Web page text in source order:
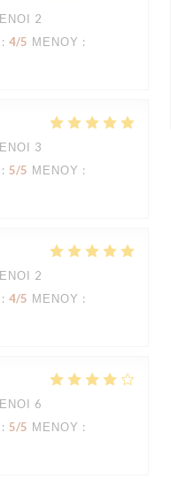
2
: 4/5 ΜΕΝΟΎ :
3
: 5/5 ΜΕΝΟΎ :
2
: 4/5 ΜΕΝΟΎ :
6
: 5/5 ΜΕΝΟΎ :